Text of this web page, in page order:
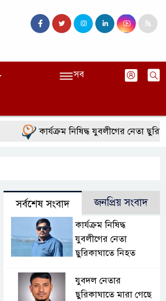
সব
কার্যক্রম নিষিদ্ধ যুবলীগের নেতা
সর্বশেষ সংবাদ জনপ্রিয় সংবাদ
কার্যক্রম নিষিদ্ধ
যুবলীগের নেতা
ছুরিকাঘাতে নিহত
যুবদল নেতার
ছুরিকাঘাতে মারা গেছে